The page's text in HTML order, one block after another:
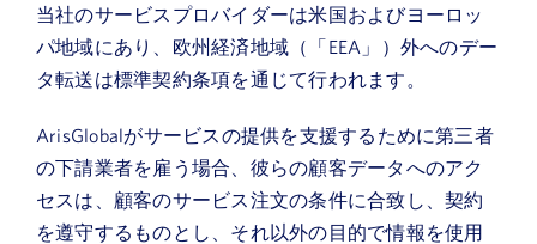
当社のサービスプロバイダーは米国およびヨーロッ
パ地域にあり、欧州経済地域（「EEA」）外へのデー
タ転送は標準契約条項を通じて行われます。
ArisGlobalがサービスの提供を支援するために第三者
の下請業者を雇う場合、彼らの顧客データへのアク
セスは、顧客のサービス注文の条件に合致し、契約
を遵守するものとし、それ以外の目的で情報を使用